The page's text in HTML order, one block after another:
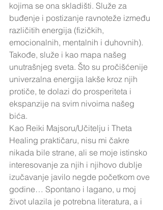
kojima se ona skladišti. Služe za
buđenje i postizanje ravnoteže između
različitih energija (fizičkih,
emocionalnih, mentalnih i duhovnih).
Takođe, služe i kao mapa našeg
unutrašnjeg sveta. Što su pročišćenije
univerzalna energija lakše kroz njih
protiče, te dolazi do prosperiteta i
ekspanzije na svim nivoima našeg
bića.
Kao Reiki Majsoru/Učitelju i Theta
Healing praktičaru, nisu mi čakre
nikada bile strane, ali se moje istinsko
interesovanje za njih i njihovo dublje
izučavanje javilo negde početkom ove
godine… Spontano i lagano, u moj
život ulazila je potrebna literatura, a i